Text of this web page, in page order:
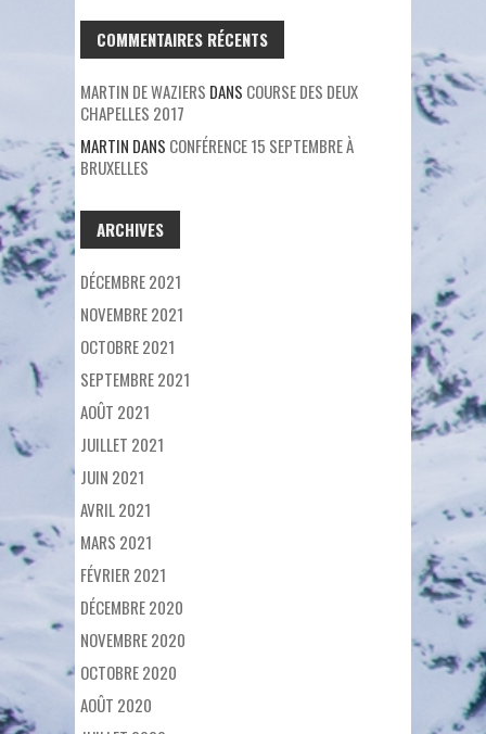
COMMENTAIRES RÉCENTS
MARTIN DE WAZIERS DANS COURSE DES DEUX
CHAPELLES 2017
MARTIN DANS CONFÉRENCE 15 SEPTEMBRE À
BRUXELLES
ARCHIVES
DÉCEMBRE 2021
NOVEMBRE 2021
OCTOBRE 2021
SEPTEMBRE 2021
AOÛT 2021
JUILLET 2021
JUIN 2021
AVRIL 2021
MARS 2021
FÉVRIER 2021
DÉCEMBRE 2020
NOVEMBRE 2020
OCTOBRE 2020
AOÛT 2020